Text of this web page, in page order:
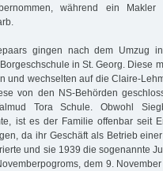
während ein
gingen nach dem Umzug
in St. Georg. Diese
und wechselten auf die Claire-
von den NS-Behörden
Tora Schule. Obwohl
ist es der Familie offenbar seit
da ihr Geschäft als Betrieb
und sie 1939 die sogenannte
dem 9.